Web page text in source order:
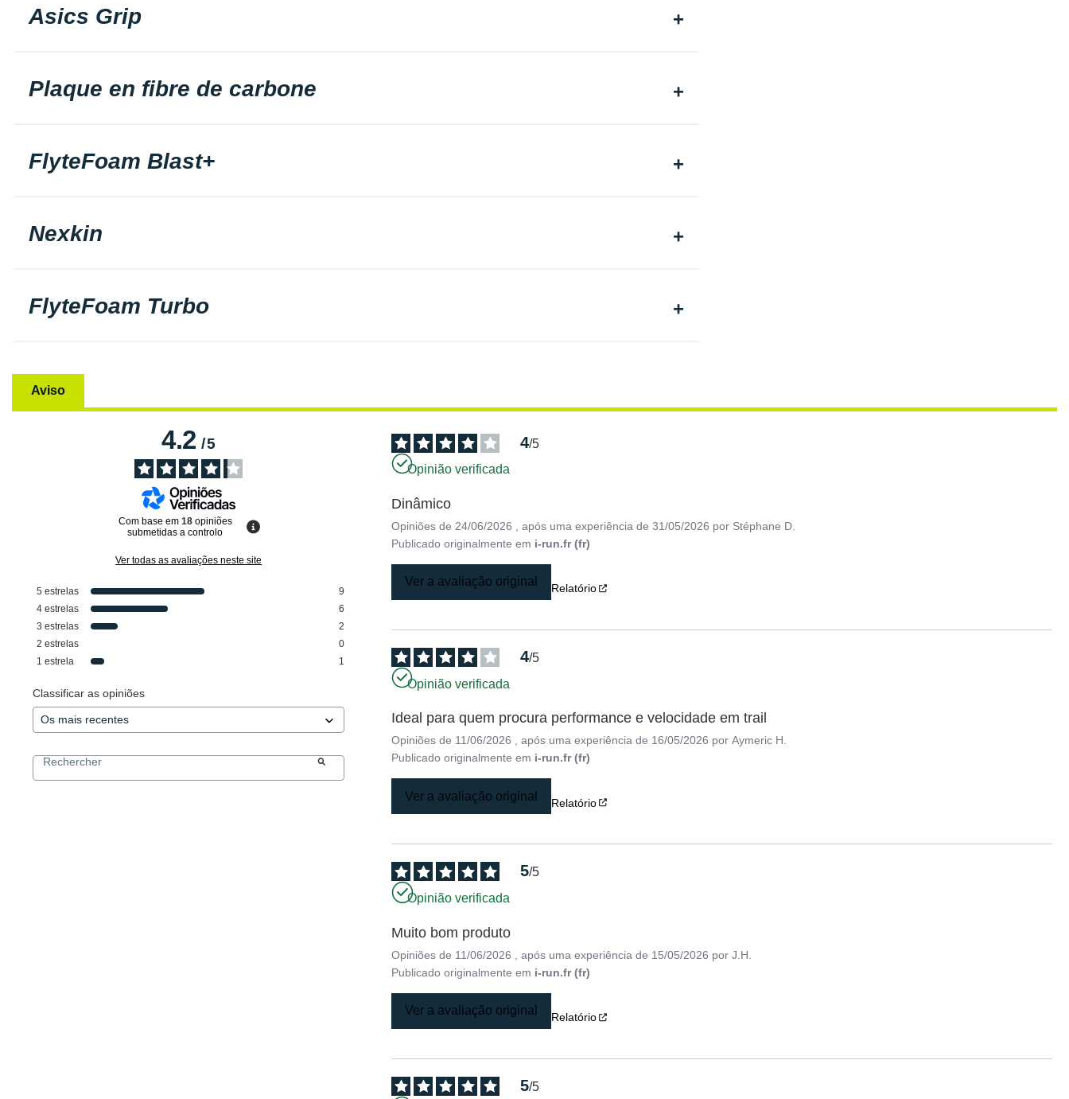
Asics Grip
Plaque en fibre de carbone
FlyteFoam Blast+
Nexkin
FlyteFoam Turbo
Aviso
4.2/5
Com base em 18 opiniões
submetidas a controlo
Ver todas as avaliações neste site
5 estrelas
9
4 estrelas
6
3 estrelas
2
2 estrelas
0
1 estrela 1
Classificar as opiniões
4/5
Opinião verificada
Dinâmico
Opiniões de 24/06/2026 , após uma experiência de31/05/2026 por Stéphane D.
Publicado originalmente em i-run.fr (fr)
Ver a avaliação original Relatório
4/5
Opinião verificada
Ideal para quem procura performance e velocidade em trail
Opiniões de 11/06/2026 , após uma experiência de 16/05/2026 porAymeric H.
Publicado originalmente em i-run.fr (fr)
Ver a avaliação original Relatório
5/5
Opinião verificada
Muito bom produto
Opiniões de 11/06/2026 , após uma experiência de 15/05/2026 porJ.H.
Publicado originalmente em i-run.fr (fr)
Ver a avaliação original Relatório
5/5